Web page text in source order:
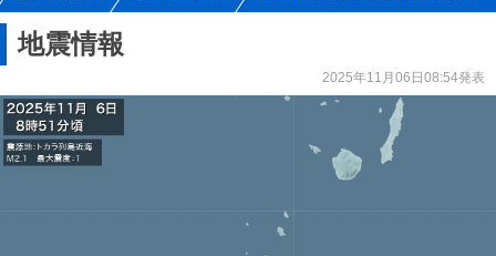
地震情報
2025年11月06日08:54発表